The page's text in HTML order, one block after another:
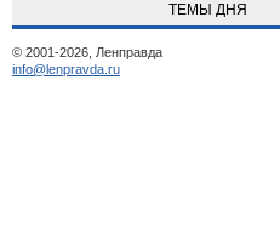
ТЕМЫ ДНЯ
© 2001-2026, Ленправда
info@lenpravda.ru